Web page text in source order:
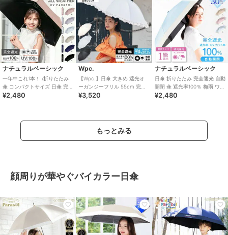
ナチュラルベーシック
一年中これ1本！ /折りたたみ
傘 コンパクトサイズ 日傘 完全
遮光 晴雨兼用 撥水 軽量 大き
¥2,480
Wpc.
【Wpc.】日傘 大きめ 遮光オ
ーガンジーフリル 55cm 完全
遮光 遮熱 晴雨兼用 レディース
¥3,520
ナチュラルベーシック
日傘 折りたたみ 完全遮光 自動
開閉 傘 遮光率100％ 梅雨 ワン
タッチ バイカラー UV 紫外線
¥2,480
もっとみる
顔周りが華やぐバイカラー日傘